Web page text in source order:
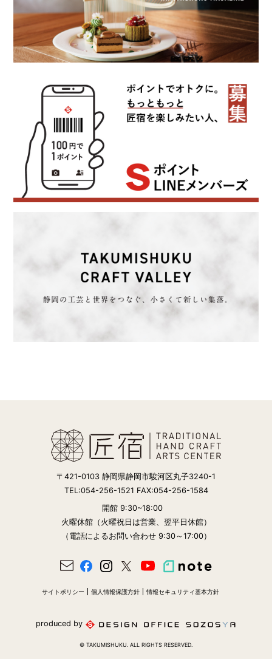
〒421-0103 静岡県静岡市駿河区丸子3240-1
TEL:054-256-1521 FAX:054-256-1584
開館 9:30~18:00
火曜休館（火曜祝日は営業、翌平日休館）
（電話によるお問い合わせ 9:30～17:00）
サイトポリシー 個人情報保護方針 情報セキュリティ基本方針
produced by
© TAKUMISHUKU. ALL RIGHTS RESERVED.